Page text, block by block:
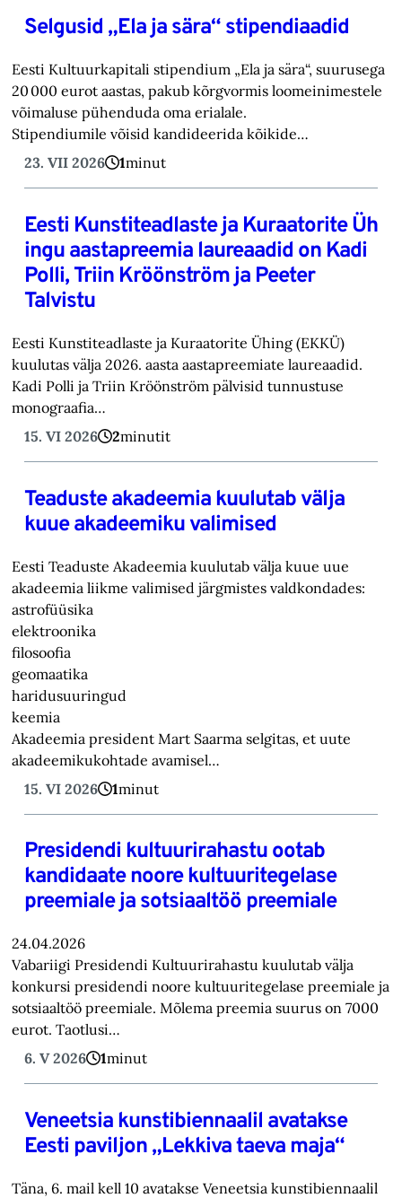
Selgusid „Ela ja sära“ stipendiaadid
Eesti Kultuurkapitali stipendium „Ela ja sära“, suurusega
20 000 eurot aastas, pakub kõrgvormis loomeinimestele
võimaluse pühenduda oma erialale.
Stipendiumile võisid kandideerida kõikide…
23. VII 2026
1minut
Eesti Kunstiteadlaste ja Kuraatorite Üh
ingu aastapreemia laureaadid on Kadi
Polli, Triin Kröönström ja Peeter
Talvistu
Eesti Kunstiteadlaste ja Kuraatorite Ühing (EKKÜ)
kuulutas välja 2026. aasta aastapreemiate laureaadid.
Kadi Polli ja Triin Kröönström pälvisid tunnustuse
monograafia…
15. VI 2026
2minutit
Teaduste akadeemia kuulutab välja
kuue akadeemiku valimised
Eesti Teaduste Akadeemia kuulutab välja kuue uue
akadeemia liikme valimised järgmistes valdkondades:
astrofüüsika
elektroonika
filosoofia
geomaatika
haridusuuringud
keemia
Akadeemia president Mart Saarma selgitas, et uute
akadeemikukohtade avamisel…
15. VI 2026
1minut
Presidendi kultuurirahastu ootab
kandidaate noore kultuuritegelase
preemiale ja sotsiaaltöö preemiale
24.04.2026
Vabariigi Presidendi Kultuurirahastu kuulutab välja
konkursi presidendi noore kultuuritegelase preemiale ja
sotsiaaltöö preemiale. Mõlema preemia suurus on 7000
eurot. Taotlusi…
6. V 2026
1minut
Veneetsia kunstibiennaalil avatakse
Eesti paviljon „Lekkiva taeva maja“
Täna, 6. mail kell 10 avatakse Veneetsia kunstibiennaalil